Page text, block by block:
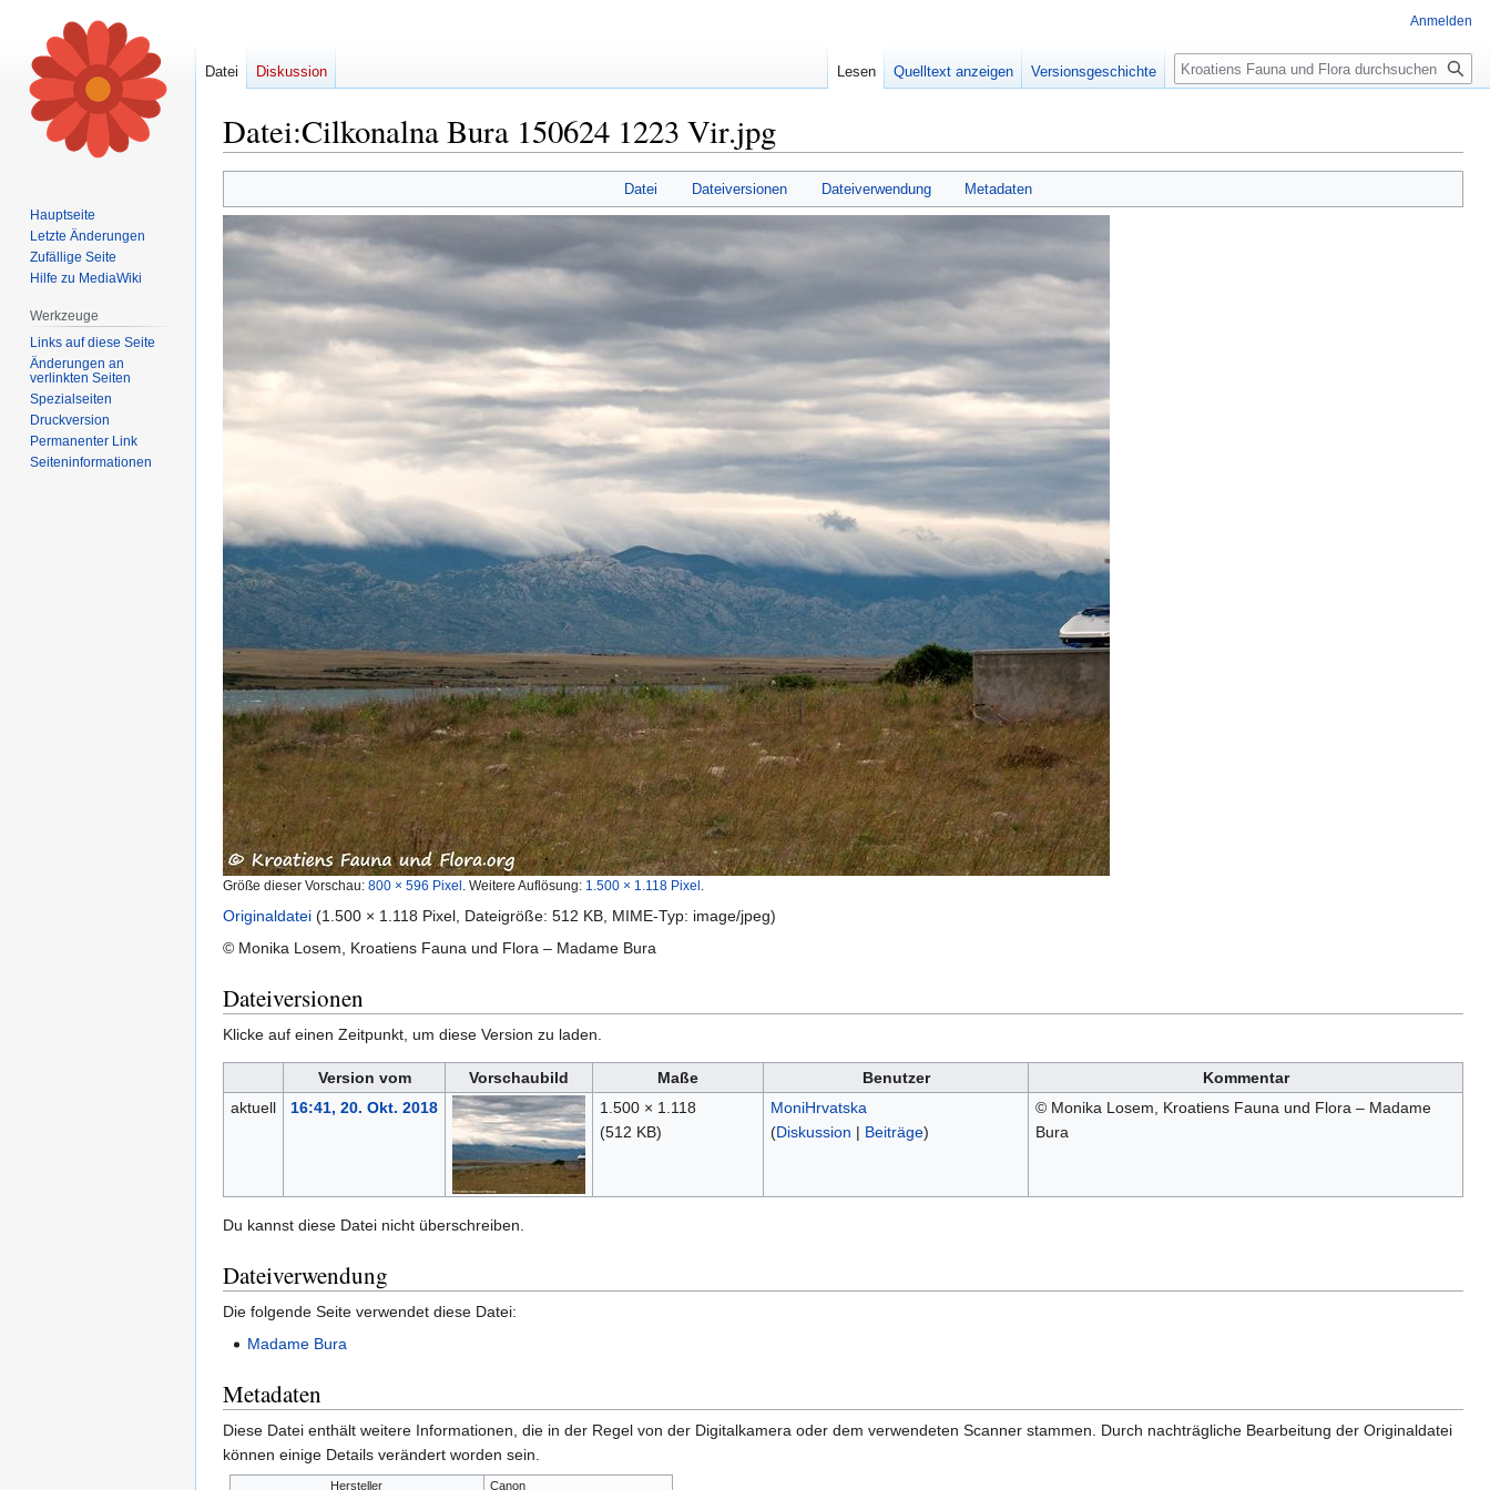
Datei:Cilkonalna Bura 150624 1223 Vir.jpg
Navigation
springen
Suche
springen
Datei Dateiversionen Dateiverwendung Metadaten
Größe dieser Vorschau: 800 × 596 Pixel Weitere Auflösung: 1.500 × 1.118 Pixel
Originaldatei (1.500 × 1.118 Pixel, Dateigröße: 512 KB, MIME-Typ: image/jpeg)
© Monika Losem, Kroatiens Fauna und Flora – Madame Bura
Dateiversionen
Klicke auf einen Zeitpunkt, um diese Version zu laden.
Version vom Vorschaubild Maße Benutzer
Kommentar
aktuell
16:41, 20. Okt. 2018
1.500 × 1.118
(512 KB)
MoniHrvatska
(Diskussion | Beiträge)
© Monika Losem, Kroatiens Fauna und Flora – Madame
Bura
Du kannst diese Datei nicht überschreiben.
Dateiverwendung
Die folgende Seite verwendet diese Datei:
Madame Bura
Metadaten
Diese Datei enthält weitere Informationen, die in der Regel von der Digitalkamera oder dem verwendeten Scanner stammen. Durch nachträgliche Bearbeitung der Originaldatei
können einige Details verändert worden sein.
Hersteller Canon
Anmelden
Datei Diskussion Lesen Quelltext anzeigen Versionsgeschichte Suche
Hauptseite
Letzte Änderungen
Zufällige Seite
Hilfe zu MediaWiki
Werkzeuge
Links auf diese Seite
Änderungen an
verlinkten Seiten
Spezialseiten
Druckversion
Permanenter Link
Seiten­informationen